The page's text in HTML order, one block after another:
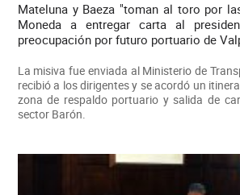
Mateluna y Baeza "toman al toro por
Moneda a entregar carta al
preocupación por futuro portuario de
La misiva fue enviada al Ministerio de
recibió a los dirigentes y se acordó un
zona de respaldo portuario y salida de
sector Barón.